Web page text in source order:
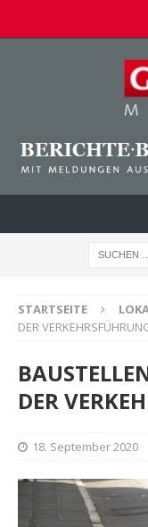
STARTSEITE
DER
DER
18. September 2020